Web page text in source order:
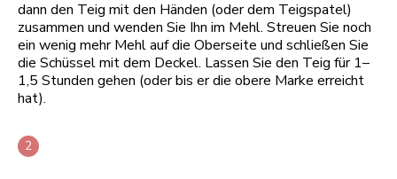
dann den Teig mit den Händen (oder dem Teigspatel)
zusammen und wenden Sie Ihn im Mehl. Streuen Sie noch
ein wenig mehr Mehl auf die Oberseite und schließen Sie
die Schüssel mit dem Deckel. Lassen Sie den Teig für 1–
1,5 Stunden gehen (oder bis er die obere Marke erreicht
hat).